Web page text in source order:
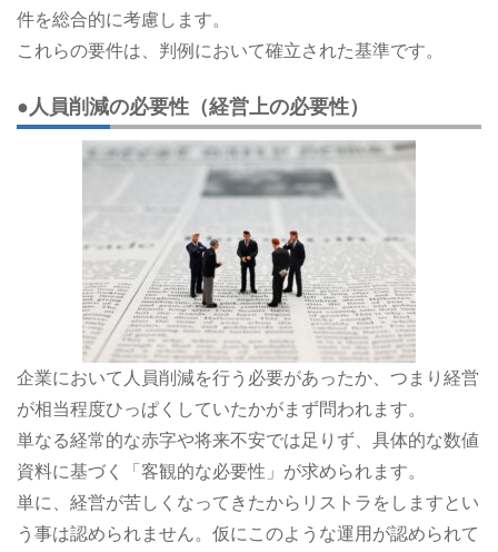
件を総合的に考慮します。
これらの要件は、判例において確立された基準です。
●人員削減の必要性（経営上の必要性）
企業において人員削減を行う必要があったか、つまり経営
が相当程度ひっぱくしていたかがまず問われます。
単なる経常的な赤字や将来不安では足りず、具体的な数値
資料に基づく「客観的な必要性」が求められます。
単に、経営が苦しくなってきたからリストラをしますとい
う事は認められません。仮にこのような運用が認められて